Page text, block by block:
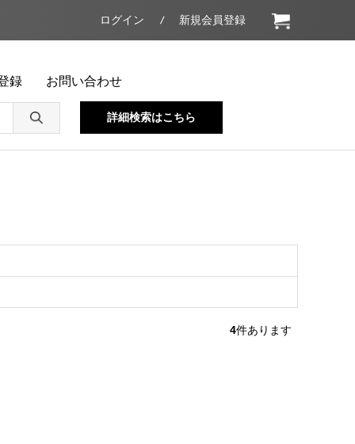
ログイン 新規会員登録
録 お問い合わせ
詳細検索はこちら
4件あります